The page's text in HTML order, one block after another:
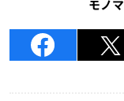
モノ